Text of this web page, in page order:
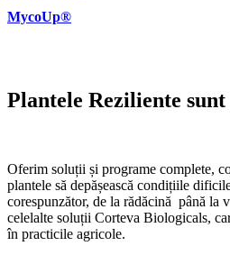
MycoUp®
Plantele Reziliente sunt
Oferim soluții și programe complete,
plantele să depășească condițiile
corespunzător, de la rădăcină până la
celelalte soluții Corteva Biologicals,
în practicile agricole.